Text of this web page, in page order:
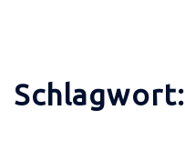
Schlagwort: